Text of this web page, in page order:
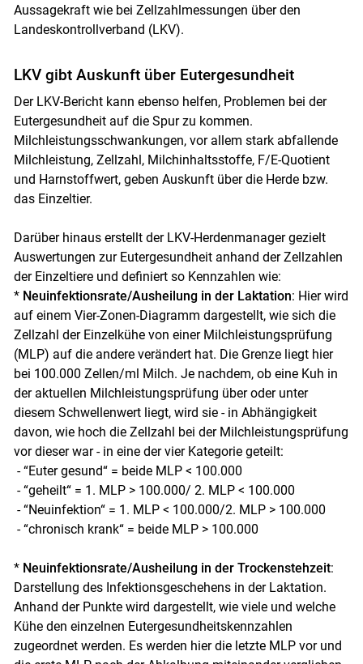
Aussagekraft wie bei Zellzahlmessungen über den
Landeskontrollverband (LKV).
LKV gibt Auskunft über Eutergesundheit
Der LKV-Bericht kann ebenso helfen, Problemen bei der
Eutergesundheit auf die Spur zu kommen.
Milchleistungsschwankungen, vor allem stark abfallende
Milchleistung, Zellzahl, Milchinhaltsstoffe, F/E-Quotient
und Harnstoffwert, geben Auskunft über die Herde bzw.
das Einzeltier.
Darüber hinaus erstellt der LKV-Herdenmanager gezielt
Auswertungen zur Eutergesundheit anhand der Zellzahlen
der Einzeltiere und definiert so Kennzahlen wie:
* Neuinfektionsrate/Ausheilung in der Laktation: Hier wird
auf einem Vier-Zonen-Diagramm dargestellt, wie sich die
Zellzahl der Einzelkühe von einer Milchleistungsprüfung
(MLP) auf die andere verändert hat. Die Grenze liegt hier
bei 100.000 Zellen/ml Milch. Je nachdem, ob eine Kuh in
der aktuellen Milchleistungsprüfung über oder unter
diesem Schwellenwert liegt, wird sie - in Abhängigkeit
davon, wie hoch die Zellzahl bei der Milchleistungsprüfung
vor dieser war - in eine der vier Kategorie geteilt:
- “Euter gesund“ = beide MLP < 100.000
- “geheilt“ = 1. MLP > 100.000/ 2. MLP < 100.000
- “Neuinfektion“ = 1. MLP < 100.000/2. MLP > 100.000
- “chronisch krank“ = beide MLP > 100.000
* Neuinfektionsrate/Ausheilung in der Trockenstehzeit:
Darstellung des Infektionsgeschehens in der Laktation.
Anhand der Punkte wird dargestellt, wie viele und welche
Kühe den einzelnen Eutergesundheitskennzahlen
zugeordnet werden. Es werden hier die letzte MLP vor und